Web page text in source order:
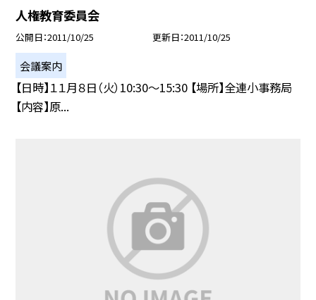
人権教育委員会
公開日 2011/10/25 更新日 2011/10/25
会議案内
【日時】１１月８日（火）10:30〜15:30 【場所】全連小事務局
【内容】原...